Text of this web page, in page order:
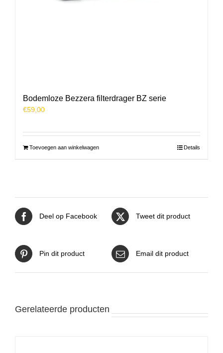
Bodemloze Bezzera filterdrager BZ serie
€59,00
Toevoegen aan winkelwagen Details
Deel op Facebook Tweet dit product
Pin dit product Email dit product
Gerelateerde producten